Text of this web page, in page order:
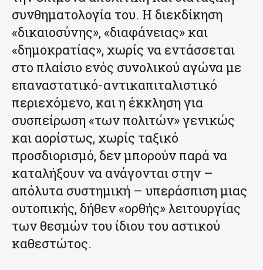
συνθηματολογία του. Η διεκδίκηση
«δικαιοσύνης», «διαφάνειας» και
«δημοκρατίας», χωρίς να εντάσσεται
στο πλαίσιο ενός συνολικού αγώνα με
επαναστατικό-αντικαπιταλιστικό
περιεχόμενο, και η έκκληση για
συσπείρωση «των πολιτών» γενικώς
και αορίστως, χωρίς ταξικό
προσδιορισμό, δεν μπορούν παρά να
καταλήξουν να ανάγονται στην –
απόλυτα συστημική – υπεράσπιση μιας
ουτοπικής, δήθεν «ορθής» λειτουργίας
των θεσμών του ίδιου του αστικού
καθεστώτος.